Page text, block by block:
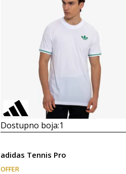
Dostupno boja:1
adidas Tennis Pro
OFFER